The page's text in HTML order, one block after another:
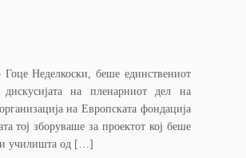
Неделкоски, беше единствениот
на пленарниот дел на
на Европската фондација
тој зборуваше за проектот кој беше
училишта од […]